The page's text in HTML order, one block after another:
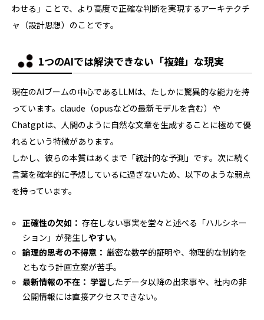
わせる」ことで、より高度で正確な判断を実現するアーキテクチ
ャ（設計思想）のことです。
1つのAIでは解決できない「複雑」な現実
現在のAIブームの中心であるLLMは、たしかに驚異的な能力を持
っています。claude（opusなどの最新モデルを含む）や
Chatgptは、人間のように自然な文章を生成することに極めて優
れるという特徴があります。
しかし、彼らの本質はあくまで「統計的な予測」です。次に続く
言葉を確率的に予想しているに過ぎないため、以下のような弱点
を持っています。
正確性の欠如： 存在しない事実を堂々と述べる「ハルシネー
ション」が発生しやすい。
論理的思考の不得意： 厳密な数学的証明や、物理的な制約を
ともなう計画立案が苦手。
最新情報の不在： 学習 したデータ以降の出来事や、社内の非
公開情報には直接アクセスできない。